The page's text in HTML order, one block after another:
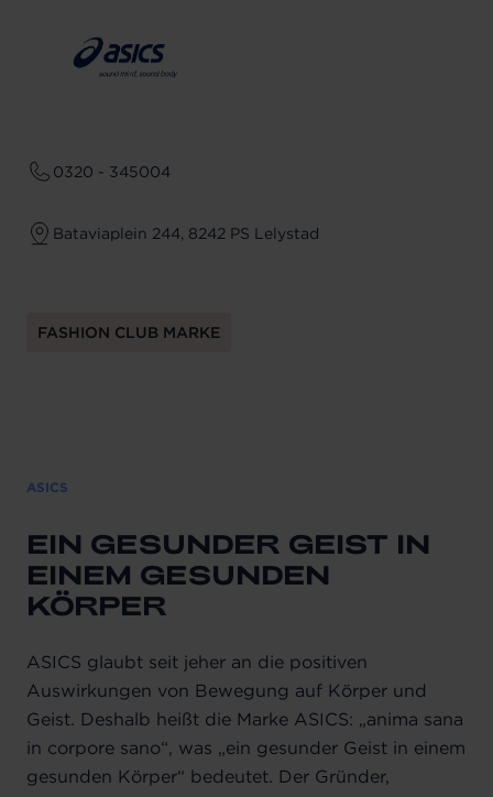
0320 - 345004
Bataviaplein 244, 8242 PS Lelystad
FASHION CLUB MARKE
ASICS
EIN GESUNDER GEIST IN
EINEM GESUNDEN
KÖRPER
ASICS glaubt seit jeher an die positiven
Auswirkungen von Bewegung auf Körper und
Geist. Deshalb heißt die Marke ASICS: „anima sana
in corpore sano“, was „ein gesunder Geist in einem
gesunden Körper“ bedeutet. Der Gründer,